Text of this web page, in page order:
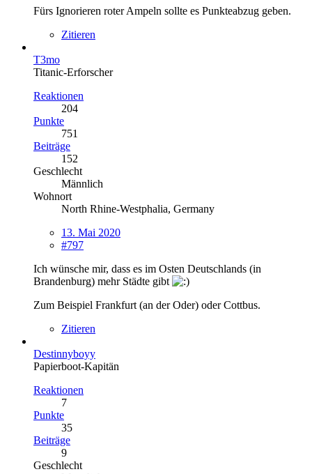
Fürs Ignorieren roter Ampeln sollte es Punkteabzug geben.
Zitieren
T3mo
Titanic-Erforscher
Reaktionen
204
Punkte
751
Beiträge
152
Geschlecht
Männlich
Wohnort
North Rhine-Westphalia, Germany
13. Mai 2020
#797
Ich wünsche mir, dass es im Osten Deutschlands (in
Brandenburg) mehr Städte gibt
Zum Beispiel Frankfurt (an der Oder) oder Cottbus.
Zitieren
Destinnyboyy
Papierboot-Kapitän
Reaktionen
7
Punkte
35
Beiträge
9
Geschlecht